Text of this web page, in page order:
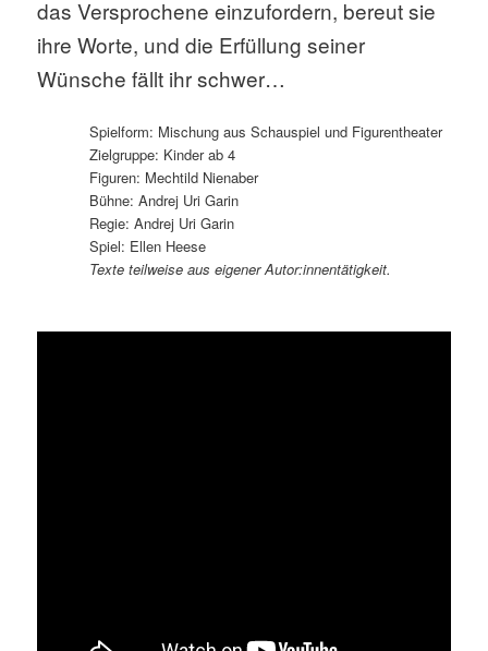
das Versprochene einzufordern, bereut sie
ihre Worte, und die Erfüllung seiner
Wünsche fällt ihr schwer…
Spielform: Mischung aus Schauspiel und Figurentheater
Zielgruppe: Kinder ab 4
Figuren: Mechtild Nienaber
Bühne: Andrej Uri Garin
Regie: Andrej Uri Garin
Spiel: Ellen Heese
Texte teilweise aus eigener Autor:innentätigkeit.